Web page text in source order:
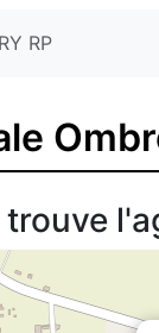
RP
trouve